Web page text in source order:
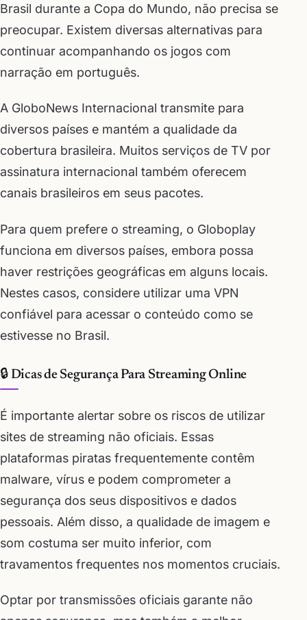
Brasil durante a Copa do Mundo, não precisa se
preocupar. Existem diversas alternativas para
continuar acompanhando os jogos com
narração em português.
A GloboNews Internacional transmite para
diversos países e mantém a qualidade da
cobertura brasileira. Muitos serviços de TV por
assinatura internacional também oferecem
canais brasileiros em seus pacotes.
Para quem prefere o streaming, o Globoplay
funciona em diversos países, embora possa
haver restrições geográficas em alguns locais.
Nestes casos, considere utilizar uma VPN
confiável para acessar o conteúdo como se
estivesse no Brasil.
🔒 Dicas de Segurança Para Streaming Online
É importante alertar sobre os riscos de utilizar
sites de streaming não oficiais. Essas
plataformas piratas frequentemente contêm
malware, vírus e podem comprometer a
segurança dos seus dispositivos e dados
pessoais. Além disso, a qualidade de imagem e
som costuma ser muito inferior, com
travamentos frequentes nos momentos cruciais.
Optar por transmissões oficiais garante não